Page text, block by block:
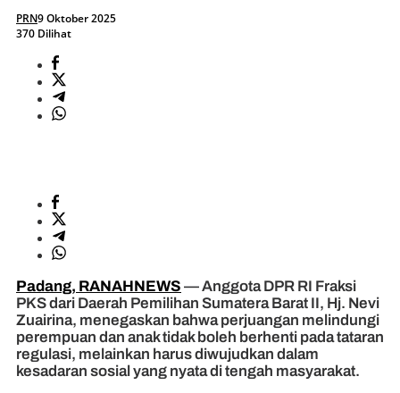
PRN9 Oktober 2025
370 Dilihat
Padang, RANAHNEWS — Anggota DPR RI Fraksi
PKS dari Daerah Pemilihan Sumatera Barat II, Hj. Nevi
Zuairina, menegaskan bahwa perjuangan melindungi
perempuan dan anak tidak boleh berhenti pada tataran
regulasi, melainkan harus diwujudkan dalam
kesadaran sosial yang nyata di tengah masyarakat.